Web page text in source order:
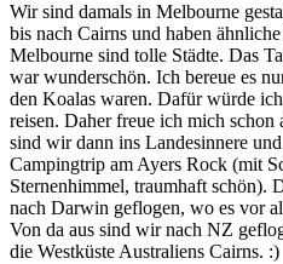
Wir sind damals in Melbourne
bis nach Cairns und haben
Melbourne sind tolle Städte. Das
war wunderschön. Ich bereue es
den Koalas waren. Dafür würde
reisen. Daher freue ich mich
sind wir dann ins Landesinnere
Campingtrip am Ayers Rock (mit
Sternenhimmel, traumhaft schön).
nach Darwin geflogen, wo es vor
Von da aus sind wir nach NZ
die Westküste Australiens Cairns. :)